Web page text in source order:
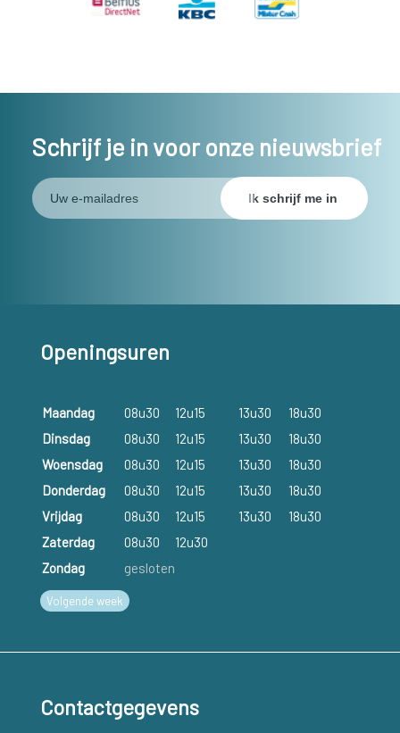
Schrijf je in voor onze nieuwsbrief
Openingsuren
Maandag 08u30 12u15 13u30
18u30
Dinsdag
08u30 12u15 13u30
18u30
Woensdag
08u30 12u15 13u30
18u30
Donderdag
08u30 12u15 13u30
18u30
Vrijdag
08u30 12u15 13u30
18u30
Zaterdag
08u30
12u30
Zondag
gesloten
Volgende week
Contactgegevens